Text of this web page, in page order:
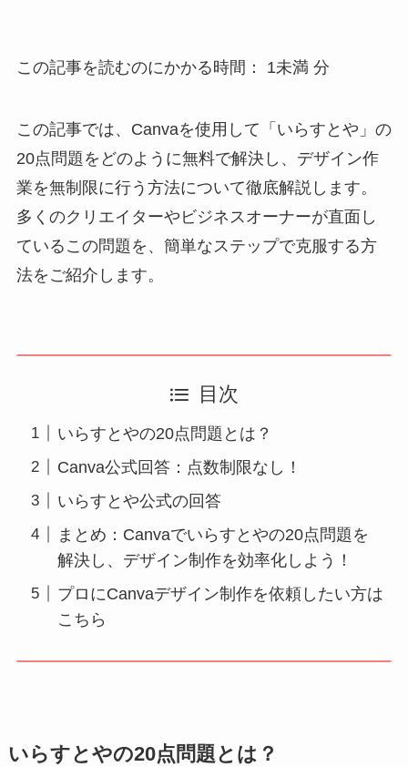
この記事を読むのにかかる時間： 1未満 分
この記事では、Canvaを使用して「いらすとや」の
20点問題をどのように無料で解決し、デザイン作
業を無制限に行う方法について徹底解説します。
多くのクリエイターやビジネスオーナーが直面し
ているこの問題を、簡単なステップで克服する方
法をご紹介します。
目次
いらすとやの20点問題とは？
Canva公式回答：点数制限なし！
いらすとや公式の回答
まとめ：Canvaでいらすとやの20点問題を
解決し、デザイン制作を効率化しよう！
プロにCanvaデザイン制作を依頼したい方は
こちら
いらすとやの20点問題とは？